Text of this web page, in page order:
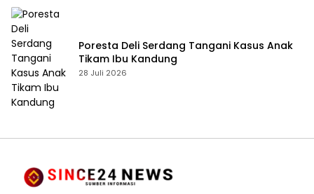
Poresta Deli Serdang Tangani Kasus Anak
Tikam Ibu Kandung
28 Juli 2026